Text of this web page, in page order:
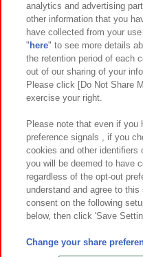
関連会社 サステ
プライバシーポリシー ウ
お取引先さまとともに
カスタマーハラスメント対応方
©Bandai
©Bandai
analytics and advertising
other information that you
have collected from your
" here" to see more details
the retention period of each
out of our sharing of your
Please click [Do Not Share
exercise your right.
Please note that even if you
preference signals , if you
cookies and other identifiers
you will be deemed to have
regardless of the opt-out
understand and agree to
consent on the following
below, then click 'Save
Change your share